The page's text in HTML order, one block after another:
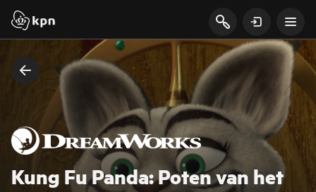
Kung Fu Panda: Poten van het